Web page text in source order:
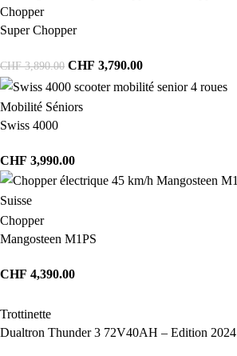
Chopper
Super Chopper
CHF3,890.00 CHF 3,790.00
Mobilité Séniors
Swiss 4000
CHF 3,990.00
Chopper
Mangosteen M1PS
CHF 4,390.00
Trottinette
Dualtron Thunder 3 72V40AH – Edition 2024